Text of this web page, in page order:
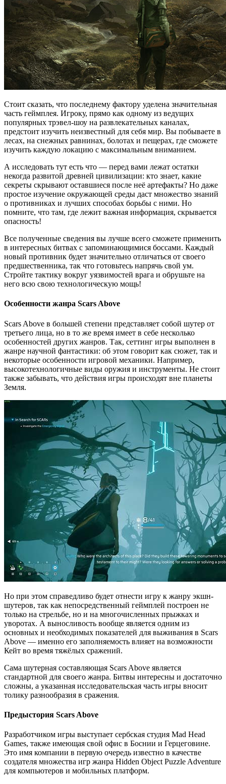
Стоит сказать, что последнему фактору уделена значительная
часть геймплея. Игроку, прямо как одному из ведущих
популярных трэвел-шоу на развлекательных каналах,
предстоит изучить неизвестный для себя мир. Вы побываете в
лесах, на снежных равнинах, болотах и пещерах, где сможете
изучить каждую локацию с максимальным вниманием.
А исследовать тут есть что — перед вами лежат остатки
некогда развитой древней цивилизации: кто знает, какие
секреты скрывают оставшиеся после неё артефакты? Но даже
простое изучение окружающей среды даст множество знаний
о противниках и лучших способах борьбы с ними. Но
помните, что там, где лежит важная информация, скрывается
опасность!
Все полученные сведения вы лучше всего сможете применить
в интересных битвах с запоминающимися боссами. Каждый
новый противник будет значительно отличаться от своего
предшественника, так что готовьтесь напрячь свой ум.
Стройте тактику вокруг уязвимостей врага и обрушьте на
него всю свою технологическую мощь!
Особенности жанра Scars Above
Scars Above в большей степени представляет собой шутер от
третьего лица, но в то же время имеет в себе несколько
особенностей других жанров. Так, сеттинг игры выполнен в
жанре научной фантастики: об этом говорит как сюжет, так и
некоторые особенности игровой механики. Например,
высокотехнологичные виды оружия и инструменты. Не стоит
также забывать, что действия игры происходят вне планеты
Земля.
Но при этом справедливо будет отнести игру к жанру экшн-
шутеров, так как непосредственный геймплей построен не
только на стрельбе, но и на многочисленных прыжках и
уворотах. А выносливость вообще является одним из
основных и необходимых показателей для выживания в Scars
Above — именно его заполняемость влияет на возможности
Кейт во время тяжёлых сражений.
Сама шутерная составляющая Scars Above является
стандартной для своего жанра. Битвы интересны и достаточно
сложны, а указанная исследовательская часть игры вносит
толику разнообразия в сражения.
Предыстория Scars Above
Разработчиком игры выступает сербская студия Mad Head
Games, также имеющая свой офис в Боснии и Герцеговине.
Это имя компании в первую очередь известно в качестве
создателя множества игр жанра Hidden Object Puzzle Adventure
для компьютеров и мобильных платформ.